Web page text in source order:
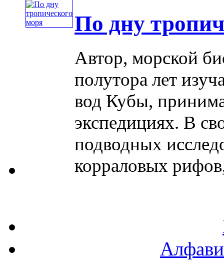
По дну
Автор, морской
полутора лет
вод Кубы,
экспедициях. В
подводных
корраловых